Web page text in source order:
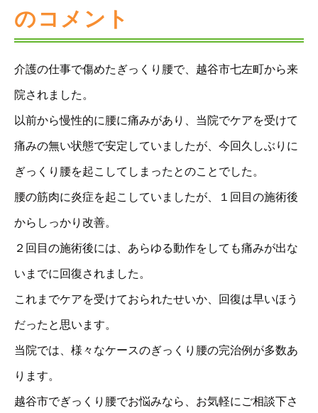
のコメント
介護の仕事で傷めたぎっくり腰で、越谷市七左町から来
院されました。
以前から慢性的に腰に痛みがあり、当院でケアを受けて
痛みの無い状態で安定していましたが、今回久しぶりに
ぎっくり腰を起こしてしまったとのことでした。
腰の筋肉に炎症を起こしていましたが、１回目の施術後
からしっかり改善。
２回目の施術後には、あらゆる動作をしても痛みが出な
いまでに回復されました。
これまでケアを受けておられたせいか、回復は早いほう
だったと思います。
当院では、様々なケースのぎっくり腰の完治例が多数あ
ります。
越谷市でぎっくり腰でお悩みなら、お気軽にご相談下さ